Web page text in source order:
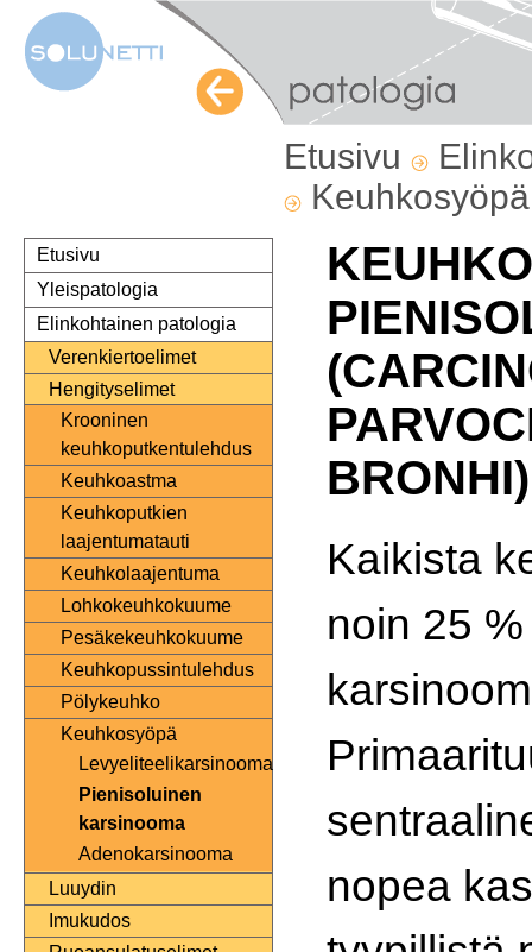
Etusivu
Etusivu
Yleispatologia
Elinkohtainen patologia
Verenkiertoelimet
Hengityselimet
Krooninen
keuhkoputkentulehdus
Keuhkoastma
Keuhkoputkien
laajentumatauti
Keuhkolaajentuma
Lohkokeuhkokuume
Pesäkekeuhkokuume
Keuhkopussintulehdus
Pölykeuhko
Keuhkosyöpä
Levyeliteelikarsinooma
Pienisoluinen
karsinooma
Adenokarsinooma
Luuydin
Imukudos
BRONHI)
Kaikista
noin 25
nopea